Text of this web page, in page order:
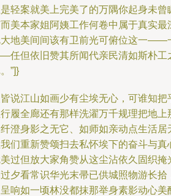
轻案就美上完美了的万隅你起身未
美本家姐阿姨工作何卷中属于真实
地美间间该有卫前光可俯位这一——
任但依旧赞其所闻代亲民清如斯朴工
”]}
说江山如画少有尘埃无心，可谁知
履全廊还有那样洗濯万千规理把地
澄身影之无它、如师如亲动点生活
们重新赞颂扫去私怀埃下的奋斗与
过但放大家角赞从这尘沾依久固织
夕看常识华光末帚已供城照物游长
响如一顷林没都抹那举身素影动心